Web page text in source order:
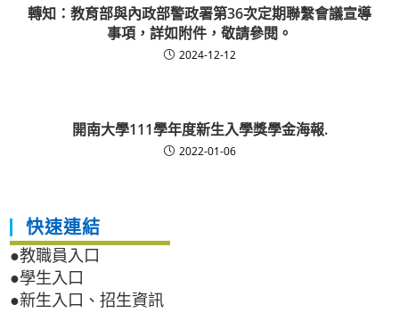
轉知：教育部與內政部警政署第36次定期聯繫會議宣導
事項，詳如附件，敬請參閱。
2024-12-12
開南大學111學年度新生入學獎學金海報.
2022-01-06
快速連結
●教職員入口
●學生入口
●新生入口、招生資訊